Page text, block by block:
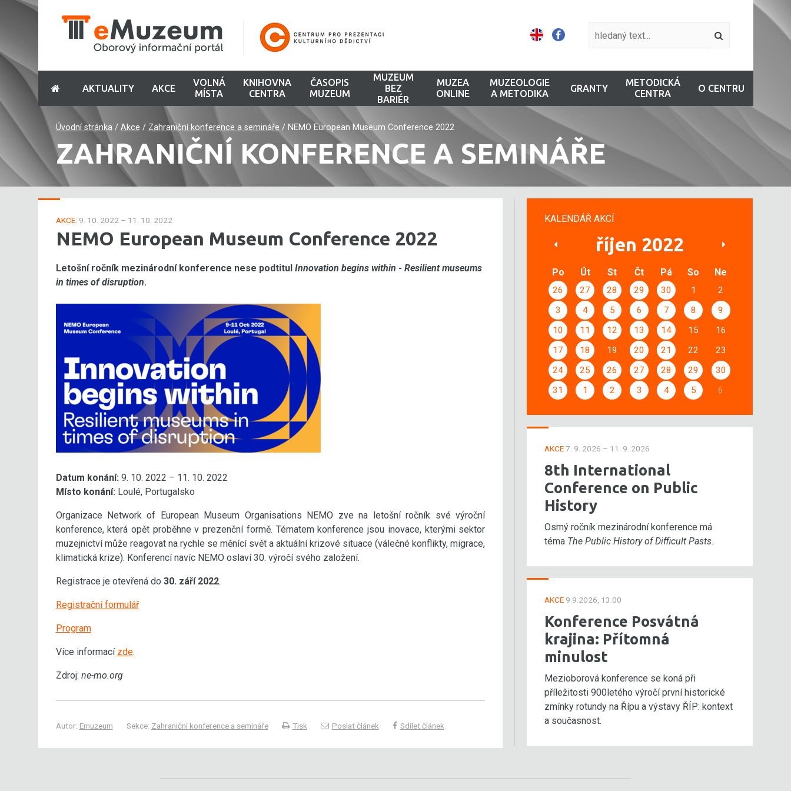
AKTUALITY AKCE
VOLNÁ
MÍSTA
KNIHOVNA
CENTRA
ČASOPIS
MUZEUM
MUZEUM
BEZ
BARIÉR
MUZEA
ONLINE
MUZEOLOGIE
A METODIKA
GRANTY
METODICKÁ
CENTRA
O CENTRU
Úvodní stránka/ Akce / Zahraniční konference a semináře / NEMO European Museum Conference 2022
ZAHRANIČNÍ KONFERENCE A SEMINÁŘE
AKCE: 9. 10. 2022 – 11. 10. 2022
NEMO European Museum Conference 2022
Letošní ročník mezinárodní konference nese podtitul Innovation begins within - Resilient museums
in times of disruption.
Datum konání: 9. 10. 2022 – 11. 10. 2022
Místo konání: Loulé, Portugalsko
Organizace Network of European Museum Organisations NEMO zve na letošní ročník své výroční
konference, která opět proběhne v prezenční formě. Tématem konference jsou inovace, kterými sektor
muzejnictví může reagovat na rychle se měnící svět a aktuální krizové situace (válečné konflikty, migrace,
klimatická krize). Konferencí navíc NEMO oslaví 30. výročí svého založení.
Registrace je otevřená do 30. září 2022.
Registrační formulář
Program
Více informací zde.
Zdroj: ne-mo.org
Autor: Emuzeum Sekce: Zahraniční konference a semináře Tisk Poslat článek Sdílet článek
KALENDÁŘ AKCÍ
říjen 2022
Po Út St Čt Pá So Ne
26 27 28 29 30 1
2
3
4 5 6 7 8
9
10
11 12 13 14 15
16
17
18 19 20 21 22
23
24
25 26 27 28 29
30
31
1 2 3 4 5 6
AKCE7. 9. 2026 – 11. 9. 2026
8th International
Conference on Public
History
Osmý ročník mezinárodní konference má
téma The Public History of Difficult Pasts.
AKCE 9.9.2026, 13:00
Konference Posvátná
krajina: Přítomná
minulost
Mezioborová konference se koná při
příležitosti 900letého výročí první historické
zmínky rotundy na Řípu a výstavy ŘÍP: kontext
a současnost.